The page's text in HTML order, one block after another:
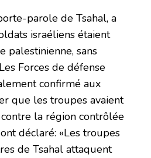
parole de Tsahal, a
israéliens étaient
palestinienne, sans
Forces de défense
confirmé aux
que les troupes avaient
la région contrôlée
déclaré: «Les troupes
de Tsahal attaquent